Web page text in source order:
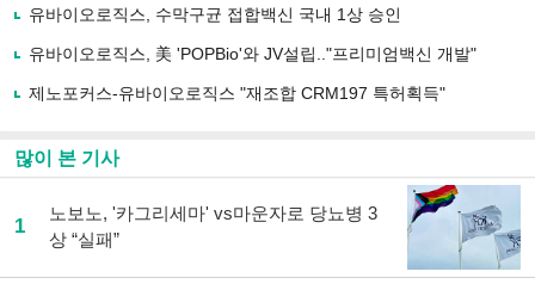
유
기
유바이오로직스, 수막구균 접합백신 국내 1상 승인
유바이오로직스, 美 'POPBio'와 JV설립.."프리미엄백신 개발"
제노포커스-유바이오로직스 "재조합 CRM197 특허획득"
많이 본 기사
1
노보노, '카그리세마' vs마운자로 당뇨병 3
상 “실패”